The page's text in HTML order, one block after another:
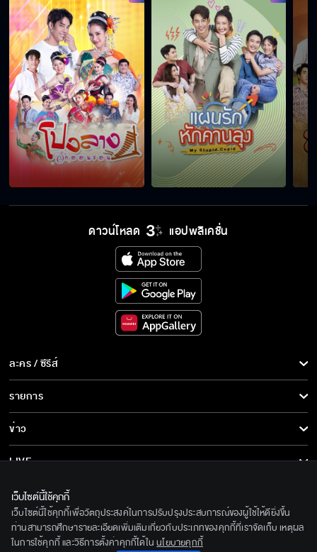
ดาวน์โหลด แอปพลิเคชั่น
ละคร / ซีรีส์
ละคร/ซีรีส์
ซีรีส์นานาชาติ
การ์ตูน & เกม
รายการ
รายการทั้งหมด
ข่าว
ข่าวทั้งหมด
ข่าวประชาสัมพันธ์
LIVE
เกี่ยวกับเรา
BEC World
รู้จักเรา
ติดตามเราได้ที่
เว็บไซต์นี้ใช้คุกกี้
เว็บไซต์นี้ใช้คุกกี้เพื่อวัตถุประสงค์ในการปรับปรุงประสบการณ์ของผู้ใช้ให้ดียิ่งขึ้น
ท่านสามารถศึกษารายละเอียดเพิ่มเติมเกี่ยวกับประเภทของคุกกี้ที่เราจัดเก็บ เหตุผล
ในการใช้คุกกี้ และวิธีการตั้งค่าคุกกี้ได้ใน นโยบายคุกกี้